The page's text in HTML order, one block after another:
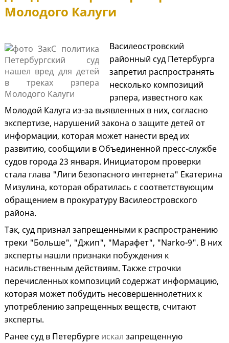
Молодого Калуги
Василеостровский
районный суд Петербурга
запретил распространять
несколько композиций
рэпера, известного как
Молодой Калуга из-за выявленных в них, согласно
экспертизе, нарушений закона о защите детей от
информации, которая может нанести вред их
развитию, сообщили в Объединенной пресс-службе
судов города 23 января. Инициатором проверки
стала глава "Лиги безопасного интернета" Екатерина
Мизулина, которая обратилась с соответствующим
обращением в прокуратуру Василеостровского
района.
Так, суд признал запрещенными к распространению
треки "Больше", "Джип", "Марафет", "Narko-9". В них
эксперты нашли признаки побуждения к
насильственным действиям. Также строчки
перечисленных композиций содержат информацию,
которая может побудить несовершеннолетних к
употреблению запрещенных веществ, считают
эксперты.
Ранее суд в Петербурге искал запрещенную